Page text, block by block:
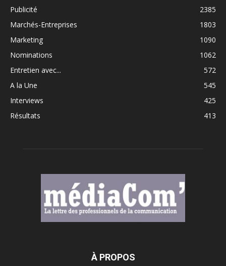
Publicité
2385
Marchés-Entreprises
1803
Marketing
1090
Nominations
1062
Entretien avec...
572
A la Une
545
Interviews
425
Résultats
413
À PROPOS